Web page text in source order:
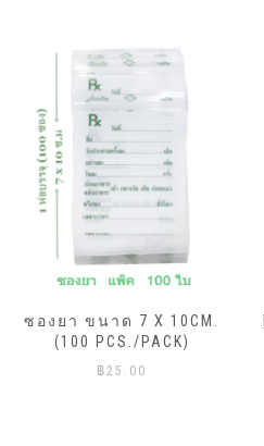
ซองยา ขนาด 7 X 10CM.
(100 PCS./PACK)
฿25.00